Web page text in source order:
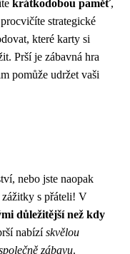
krátkodobou paměť,
strategické
které karty si
Prší je zábavná hra
pomůže udržet vaši
nebo jste naopak
zážitky s přáteli! V
důležitější než kdy
nabízískvělou
zábavu.